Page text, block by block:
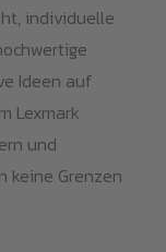
individuelle
Ideen auf
Lexmark
und
keine Grenzen